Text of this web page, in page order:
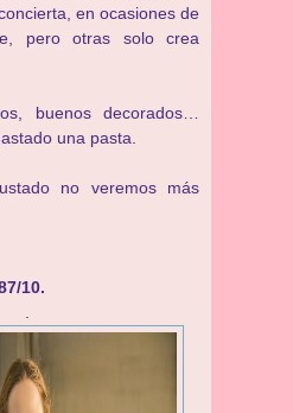
en ocasiones de
pero otras solo crea
buenos decorados…
una pasta.
no veremos más
10.